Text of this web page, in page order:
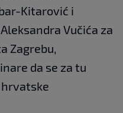
Kitarović i
Vučića za
Zagrebu,
da se za tu